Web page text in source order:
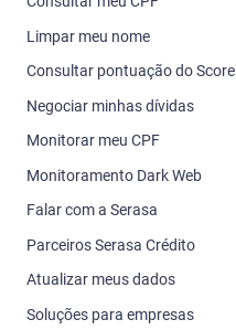
Limpar meu nome
Consultar pontuação do Score
Negociar minhas dívidas
Monitorar meu CPF
Monitoramento Dark Web
Falar com a Serasa
Parceiros Serasa Crédito
Atualizar meus dados
Soluções para empresas